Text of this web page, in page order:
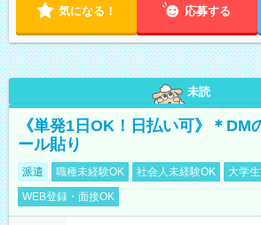
気になる！ 応募する
未読
《単発1日OK！日払い可》＊DM
ール貼り
派遣 職種未経験OK 社会人未経験OK 大学
WEB登録・面接OK